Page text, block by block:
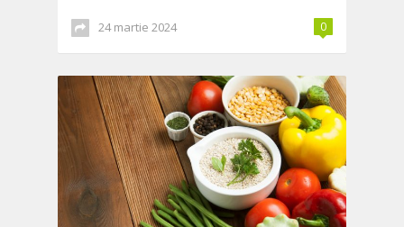
24 martie 2024 0